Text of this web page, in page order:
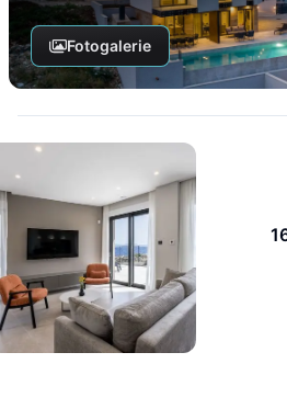
Fotogalerie